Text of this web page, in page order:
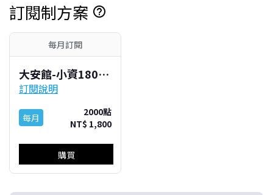
訂閱制方案 help_outline
每月訂閱
大安館-小資1800-每月4堂方案
訂閱說明
每月
2000點
NT$ 1,800
購買